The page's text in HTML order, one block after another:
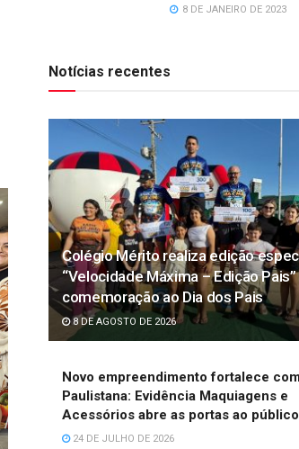
8 DE JANEIRO DE 2023
Notícias recentes
Colégio Mérito realiza edição
“Velocidade Máxima – Edição
comemoração ao Dia dos Pais
8 DE AGOSTO DE 2026
Novo empreendimento fortalece
Paulistana: Evidência Maquiagens e
Acessórios abre as portas ao público
24 DE JULHO DE 2026